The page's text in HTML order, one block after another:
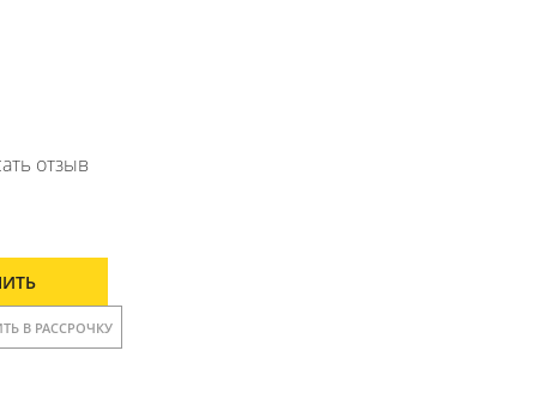
отзыв
В РАССРОЧКУ